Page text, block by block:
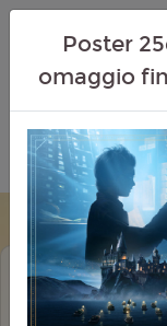
MICHAEL
Poster
omaggio